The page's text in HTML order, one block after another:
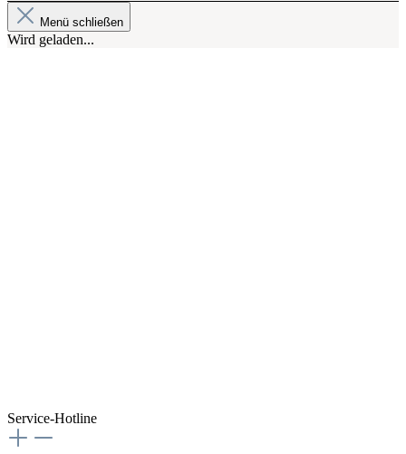
Menü schließen
Wird geladen...
Service-Hotline